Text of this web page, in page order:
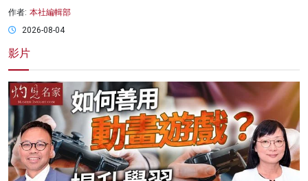
作者: 本社編輯部
2026-08-04
影片